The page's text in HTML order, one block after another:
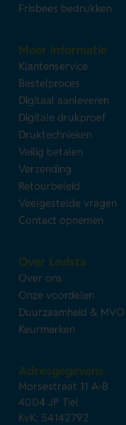
Frisbees bedrukken
Meer informatie
Klantenservice
Bestelproces
Digitaal aanleveren
Digitale drukproef
Druktechnieken
Veilig betalen
Verzending
Retourbeleid
Veelgestelde vragen
Contact opnemen
Over Lavista
Over ons
Onze voordelen
Duurzaamheid & MVO
Keurmerken
Adresgegevens
Morsestraat 11 A-B
4004 JP Tiel
KvK: 54142792